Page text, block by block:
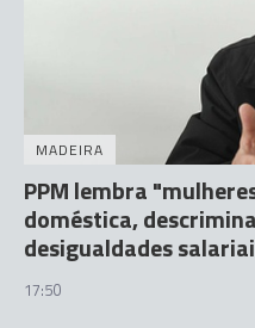
MADEIRA
PPM lembra
doméstica,
desigualdades
17:50